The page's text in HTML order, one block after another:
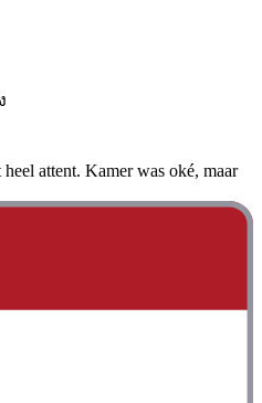
attent. Kamer was oké, maar